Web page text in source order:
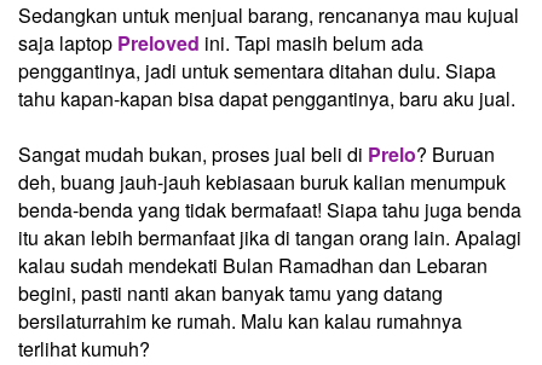
Sedangkan untuk menjual barang, rencananya mau kujual
saja laptop Preloved ini. Tapi masih belum ada
penggantinya, jadi untuk sementara ditahan dulu. Siapa
tahu kapan-kapan bisa dapat penggantinya, baru aku jual.
Sangat mudah bukan, proses jual beli di Prelo? Buruan
deh, buang jauh-jauh kebiasaan buruk kalian menumpuk
benda-benda yang tidak bermafaat! Siapa tahu juga benda
itu akan lebih bermanfaat jika di tangan orang lain. Apalagi
kalau sudah mendekati Bulan Ramadhan dan Lebaran
begini, pasti nanti akan banyak tamu yang datang
bersilaturrahim ke rumah. Malu kan kalau rumahnya
terlihat kumuh?